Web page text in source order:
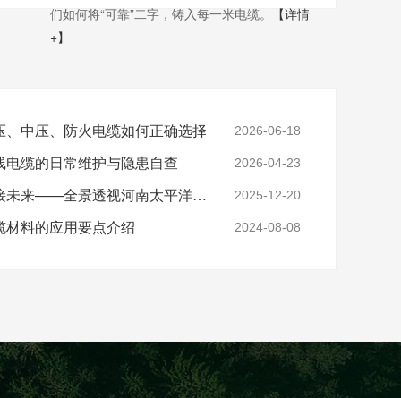
们如何将“可靠”二字，铸入每一米电缆。
【详情
+】
中压、防火电缆如何正确选择 2026-06-18
缆的日常维护与隐患自查 2026-04-23
实力铸就信任，匠心连接未来——全景透视河南太平洋电缆厂 2025-12-20
料的应用要点介绍 2024-08-08